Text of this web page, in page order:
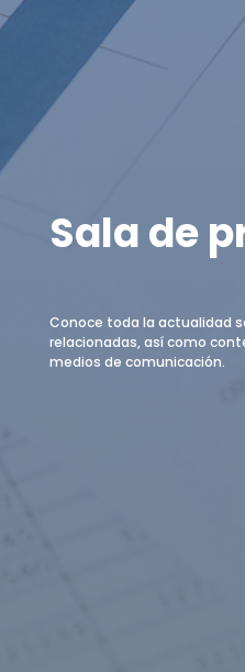
Sala de
Conoce toda la actualidad
relacionadas, así como
medios de comunicación.